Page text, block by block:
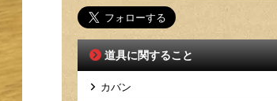
道具に関すること
カバン